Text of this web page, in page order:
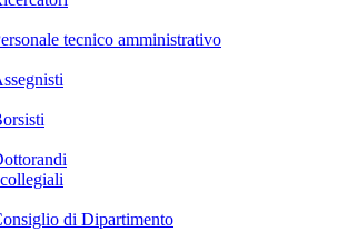
tecnico amministrativo
di Dipartimento